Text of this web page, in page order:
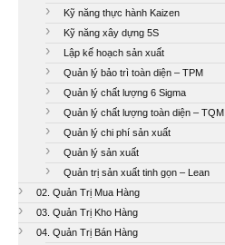
Kỹ năng thực hành Kaizen
Kỹ năng xây dựng 5S
Lập kế hoạch sản xuất
Quản lý bảo trì toàn diện – TPM
Quản lý chất lượng 6 Sigma
Quản lý chất lượng toàn diện – TQM
Quản lý chi phí sản xuất
Quản lý sản xuất
Quản trị sản xuất tinh gọn – Lean
02. Quản Trị Mua Hàng
03. Quản Trị Kho Hàng
04. Quản Trị Bán Hàng